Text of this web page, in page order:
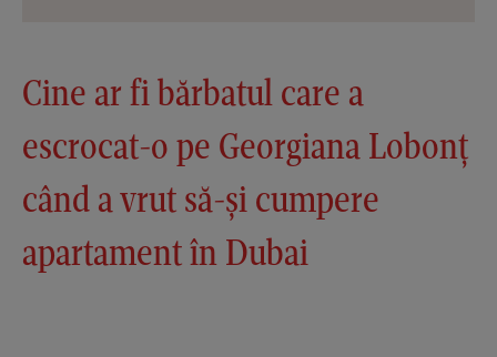
Cine ar fi bărbatul care a
escrocat-o pe Georgiana Lobonț
când a vrut să-și cumpere
apartament în Dubai